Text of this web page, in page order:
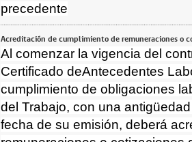
precedente
Acreditación de cumplimiento de remuneraciones o
Al comenzar la vigencia del
Certificado deAntecedentes
cumplimiento de obligaciones
del Trabajo, con una
fecha de su emisión, deberá